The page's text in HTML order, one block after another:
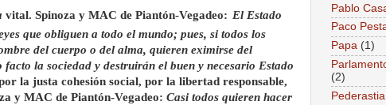
vital. Spinoza y MAC de Piantón-Vegadeo: El Estado
que obliguen a todo el mundo; pues, si todos los
del cuerpo o del alma, quieren eximirse del
la sociedad y destruirán el buen y necesario Estado
la justa cohesión social, por la libertad responsable,
y MAC de Piantón-Vegadeo: Casi todos quieren hacer
Pablo
Paco
Papa (1)
(2)
Pederastia